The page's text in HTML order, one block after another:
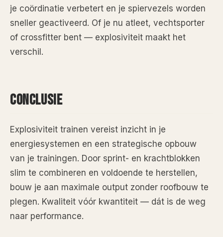
je coördinatie verbetert en je spiervezels worden
sneller geactiveerd. Of je nu atleet, vechtsporter
of crossfitter bent — explosiviteit maakt het
verschil.
CONCLUSIE
Explosiviteit trainen vereist inzicht in je
energiesystemen en een strategische opbouw
van je trainingen. Door sprint- en krachtblokken
slim te combineren en voldoende te herstellen,
bouw je aan maximale output zonder roofbouw te
plegen. Kwaliteit vóór kwantiteit — dát is de weg
naar performance.